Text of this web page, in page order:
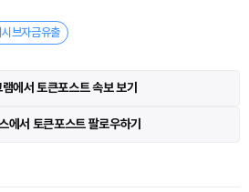
브자금유출
에서 토큰포스트 속보 보기
에서 토큰포스트 팔로우하기